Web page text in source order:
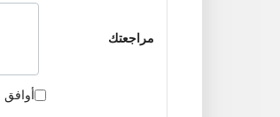
مراجعتك
أوافق